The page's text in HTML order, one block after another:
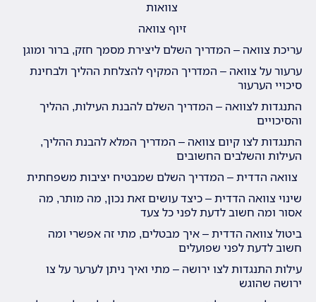
צוואות
זיוף צוואה
עריכת צוואה – המדריך השלם ליצירת מסמך חזק, ברור ומוגן
ערעור על צוואה – המדריך המקיף להצלחת ההליך ולבחינת
סיכויי הערעור
התנגדות לצוואה – המדריך השלם להבנת העילות, ההליך
והסיכויים
התנגדות לצו קיום צוואה – המדריך המלא להבנת ההליך,
העילות והשלבים החשובים
צוואה הדדית – המדריך השלם שמבטיח יציבות משפחתית
שינוי צוואה הדדית – כיצד עושים זאת נכון, מה מותר, מה
אסור ומה חשוב לדעת לפני כל צעד
ביטול צוואה הדדית – איך מבטלים, מתי זה אפשרי ומה
חשוב לדעת לפני שפועלים
עילות התנגדות לצו ירושה – מתי ואיך ניתן לערער על צו
ירושה שהוגש